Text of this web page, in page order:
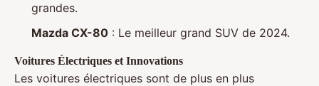
grandes.
Mazda CX-80 : Le meilleur grand SUV de 2024.
Voitures Électriques et Innovations
Les voitures électriques sont de plus en plus